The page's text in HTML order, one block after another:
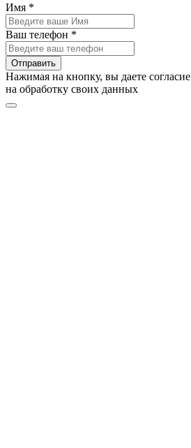
Имя *
Ваш телефон *
Отправить
Нажимая на кнопку, вы даете согласие
на обработку своих данных